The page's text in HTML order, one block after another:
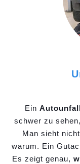
Ein
schwer zu
Man sieht
warum. Ein
Es zeigt genau,